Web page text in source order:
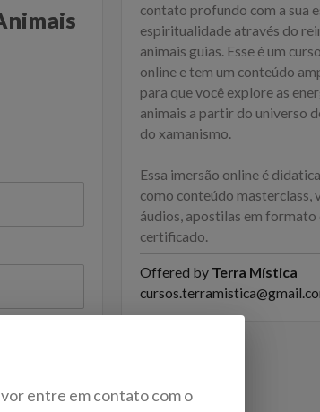
contato profundo com a sua
espiritualidade através do
animais guias. Esse é um
online e tem um conteúdo
para que você explore as
animais a partir do universo
do xamanismo.
Essa imersão online é
como conteúdo masterclass,
áudios, apostilas em
certificado.
Offered by Terra Mística
entre em contato com o